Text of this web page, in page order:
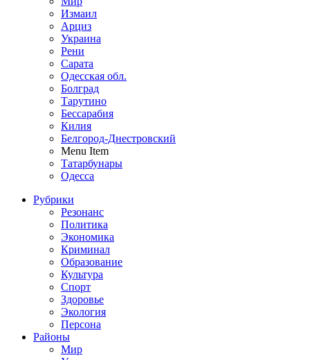
Измаил
Арциз
Украина
Рени
Сарата
Одесская обл.
Болград
Тарутино
Бессарабия
Килия
Белгород-Днестровский
Menu Item
Татарбунары
Одесса
Рубрики
Резонанс
Политика
Экономика
Криминал
Образование
Культура
Спорт
Здоровье
Экология
Персона
Районы
Мир